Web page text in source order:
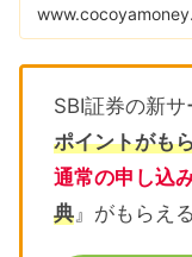
SBI証券の新サ
ポイントがも
通常の申し込
典』がもらえ